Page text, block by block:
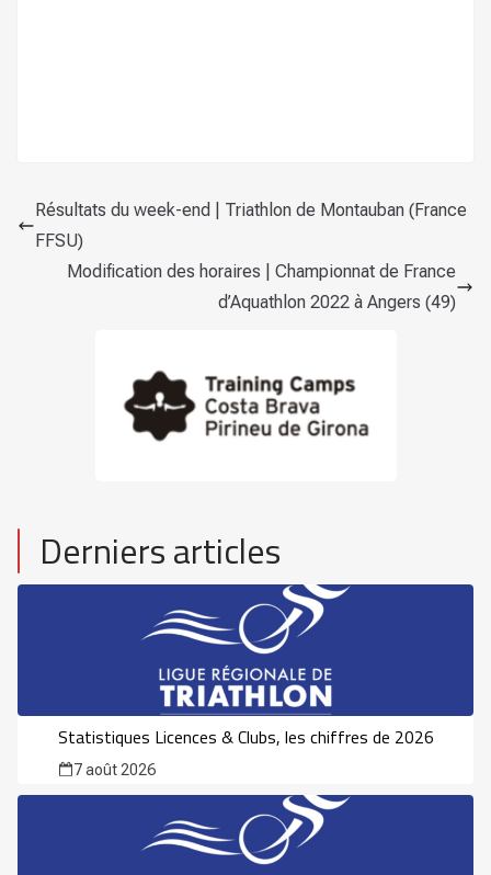
Résultats du week-end | Triathlon de Montauban (France
FFSU)
Modification des horaires | Championnat de France
d’Aquathlon 2022 à Angers (49)
Derniers articles
Statistiques Licences & Clubs, les chiffres de 2026
7 août 2026